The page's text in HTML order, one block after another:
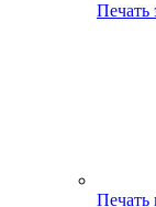
Печать
Печать